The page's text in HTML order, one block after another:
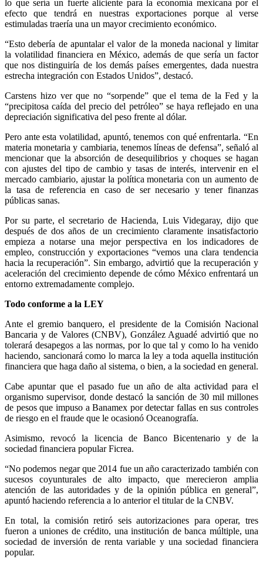
lo que sería un fuerte aliciente para la economía mexicana por el
efecto que tendrá en nuestras exportaciones porque al verse
estimuladas traería una un mayor crecimiento económico.
“Esto debería de apuntalar el valor de la moneda nacional y limitar
la volatilidad financiera en México, además de que sería un factor
que nos distinguiría de los demás países emergentes, dada nuestra
estrecha integración con Estados Unidos”, destacó.
Carstens hizo ver que no “sorpende” que el tema de la Fed y la
“precipitosa caída del precio del petróleo” se haya reflejado en una
depreciación significativa del peso frente al dólar.
Pero ante esta volatilidad, apuntó, tenemos con qué enfrentarla. “En
materia monetaria y cambiaria, tenemos líneas de defensa”, señaló al
mencionar que la absorción de desequilibrios y choques se hagan
con ajustes del tipo de cambio y tasas de interés, intervenir en el
mercado cambiario, ajustar la política monetaria con un aumento de
la tasa de referencia en caso de ser necesario y tener finanzas
públicas sanas.
Por su parte, el secretario de Hacienda, Luis Videgaray, dijo que
después de dos años de un crecimiento claramente insatisfactorio
empieza a notarse una mejor perspectiva en los indicadores de
empleo, construcción y exportaciones “vemos una clara tendencia
hacia la recuperación”. Sin embargo, advirtió que la recuperación y
aceleración del crecimiento depende de cómo México enfrentará un
entorno extremadamente complejo.
Todo conforme a la LEY
Ante el gremio banquero, el presidente de la Comisión Nacional
Bancaria y de Valores (CNBV), González Aguadé advirtió que no
tolerará desapegos a las normas, por lo que tal y como lo ha venido
haciendo, sancionará como lo marca la ley a toda aquella institución
financiera que haga daño al sistema, o bien, a la sociedad en general.
Cabe apuntar que el pasado fue un año de alta actividad para el
organismo supervisor, donde destacó la sanción de 30 mil millones
de pesos que impuso a Banamex por detectar fallas en sus controles
de riesgo en el fraude que le ocasionó Oceanografía.
Asimismo, revocó la licencia de Banco Bicentenario y de la
sociedad financiera popular Ficrea.
“No podemos negar que 2014 fue un año caracterizado también con
sucesos coyunturales de alto impacto, que merecieron amplia
atención de las autoridades y de la opinión pública en general”,
apuntó haciendo referencia a lo anterior el titular de la CNBV.
En total, la comisión retiró seis autorizaciones para operar, tres
fueron a uniones de crédito, una institución de banca múltiple, una
sociedad de inversión de renta variable y una sociedad financiera
popular.